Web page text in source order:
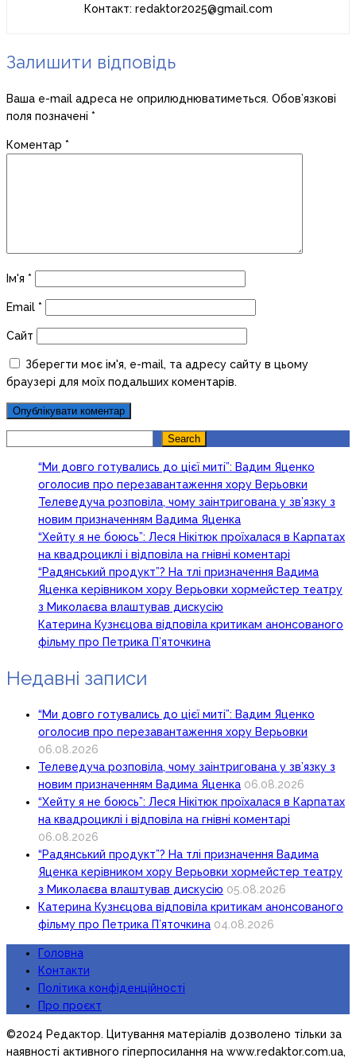
Контакт: redaktor2025@gmail.com
Залишити відповідь
Ваша e-mail адреса не оприлюднюватиметься. Обов’язкові
поля позначені *
Коментар *
Ім'я *
Email *
Сайт
Зберегти моє ім'я, e-mail, та адресу сайту в цьому
браузері для моїх подальших коментарів.
Search
“Ми довго готувались до цієї миті”: Вадим Яценко
оголосив про перезавантаження хору Верьовки
Телеведуча розповіла, чому заінтригована у зв’язку з
новим призначенням Вадима Яценка
“Хейту я не боюсь”: Леся Нікітюк проїхалася в Карпатах
на квадроциклі і відповіла на гнівні коментарі
“Радянський продукт”? На тлі призначення Вадима
Яценка керівником хору Верьовки хормейстер театру
з Миколаєва влаштував дискусію
Катерина Кузнєцова відповіла критикам анонсованого
фільму про Петрика П’яточкина
Недавні записи
“Ми довго готувались до цієї миті”: Вадим Яценко
оголосив про перезавантаження хору Верьовки
06.08.2026
Телеведуча розповіла, чому заінтригована у зв’язку з
новим призначенням Вадима Яценка 06.08.2026
“Хейту я не боюсь”: Леся Нікітюк проїхалася в Карпатах
на квадроциклі і відповіла на гнівні коментарі
06.08.2026
“Радянський продукт”? На тлі призначення Вадима
Яценка керівником хору Верьовки хормейстер театру
з Миколаєва влаштував дискусію 05.08.2026
Катерина Кузнєцова відповіла критикам анонсованого
фільму про Петрика П’яточкина 04.08.2026
Головна
Контакти
Політика конфіденційності
Про проєкт
©2024 Редактор. Цитування матеріалів дозволено тільки за
наявності активного гіперпосилання на www.redaktor.com.ua,